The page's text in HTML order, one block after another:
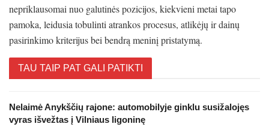
nepriklausomai nuo galutinės pozicijos, kiekvieni metai tapo
pamoka, leidusia tobulinti atrankos procesus, atlikėjų ir dainų
pasirinkimo kriterijus bei bendrą meninį pristatymą.
TAU TAIP PAT GALI PATIKTI
Nelaimė Anykščių rajone: automobilyje ginklu susižalojęs
vyras išvežtas į Vilniaus ligoninę